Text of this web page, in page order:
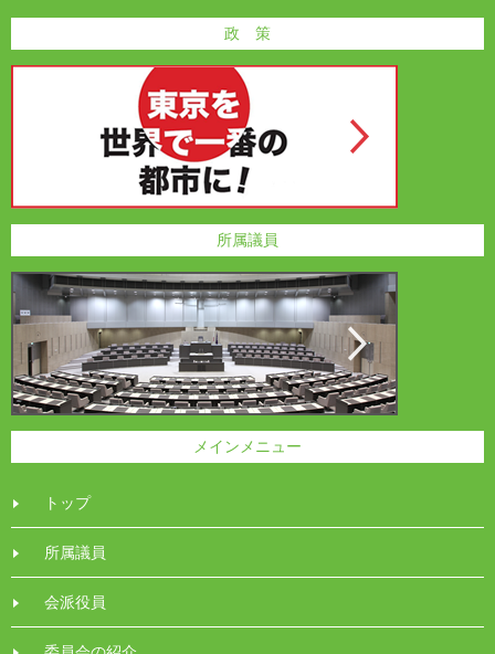
政 策
所属議員
メインメニュー
トップ
所属議員
会派役員